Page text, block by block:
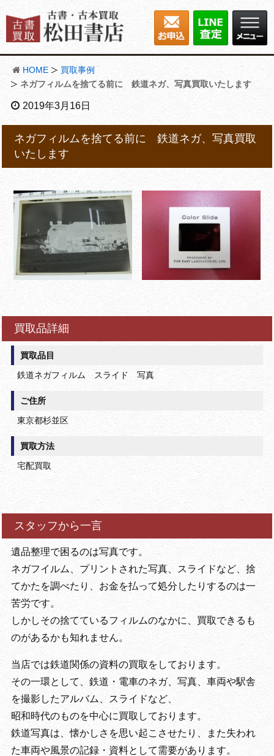
HOME
買取事例
ネガフィルムを捨てる前に 鉄道ネガ、写真買取いたします
2019年3月16日
ネガフィルムを捨てる前に 鉄道ネガ、写真買取
いたします
買取品詳細
買取品目
鉄道ネガフィルム スライド 写真
ご住所
東京都杉並区
買取方法
宅配買取
スタッフから一言
遺品整理で困るのは写真です。
ネガフイルム、プリントされた写真、スライドなど、捨
てかたを調べたり、お金を払って処分したりするのは一
苦労です。
しかしその捨てているフィルムのなかに、買取できるも
のがあるかも知れません。
当店では鉄道関係の資料の買取をしております。
その一環として、鉄道・電車のネガ、写真、車両や駅舎
を撮影したアルバム、スライドなど、
昭和時代のものを中心に買取しております。
鉄道写真は、懐かしさを思い起こさせたり、また失われ
た車両や風景の記録・資料として需要があります。